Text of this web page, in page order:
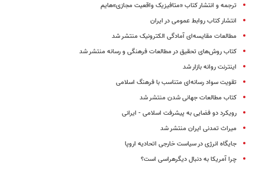
ترجمه و انتشار کتاب «متافیزیک واقعیت مجازی»هایم
انتشار کتاب روابط عمومی در ایران
مطالعات مقایسه‌ای آمادگی الکترونیک منتشر شد
کتاب روش‌های تحقیق در مطالعات فرهنگی و رسانه منتشر شد
اینترنت روانه بازار شد
تقویت سواد رسانه‌ای متناسب با فرهنگ اسلامی
کتاب مطالعات جهانی شدن منتشر شد
رویکرد دو فضایی به پیشرفت اسلامی - ایرانی
میراث تمدنی ایران منتشر شد
جایگاه انرژی در سیاست خارجی اتحادیه اروپا
چرا آمریکا به دنبال دیگرهراسی است؟